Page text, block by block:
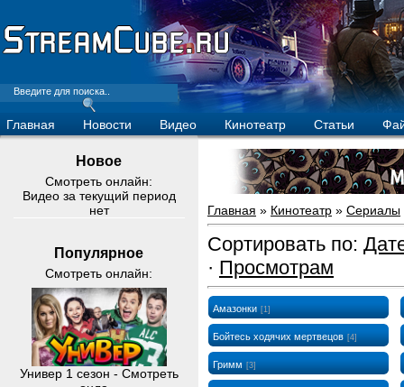
Главная Новости Видео Кинотеатр Статьи
Новое
Смотреть онлайн:
Видео за текущий период
нет
Популярное
Смотреть онлайн:
Универ 1 сезон - Смотреть
Главная » Кинотеатр » Сериалы
Сортировать по:
· Просмотрам
Амазонки [1]
Бойтесь ходячих мертвецов [4]
Гримм [3]